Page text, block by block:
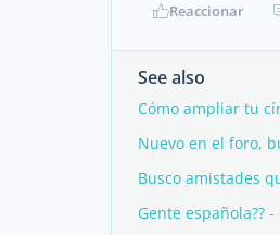
Reaccionar
See also
Cómo ampliar tu
Nuevo en el foro,
Busco amistades
Gente española?? -